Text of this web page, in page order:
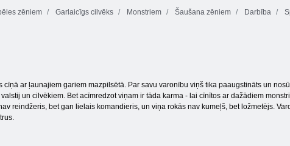
zēniem Garlaicīgs cilvēks Monstriem Šaušana zēniem Darbība
ar ļaunajiem gariem mazpilsētā. Par savu varonību viņš tika paaugstināts un
un cilvēkiem. Bet acīmredzot viņam ir tāda karma - lai cīnītos ar dažādiem
reindžeris, bet gan lielais komandieris, un viņa rokās nav kumeļš, bet ložmetējs.